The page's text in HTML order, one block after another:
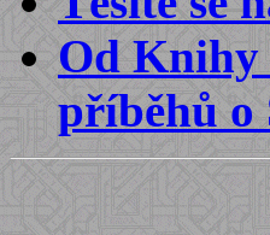
Od
příběhů o